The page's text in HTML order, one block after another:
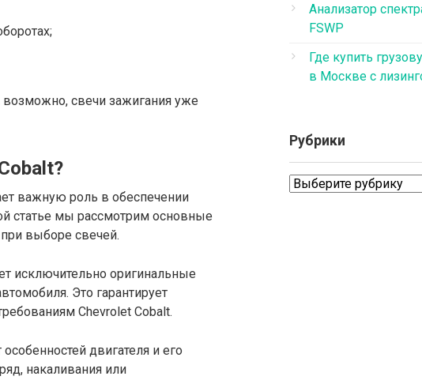
возможно, свечи зажигания уже
важную роль в обеспечении
статье мы рассмотрим основные
выборе свечей.
исключительно оригинальные
Это гарантирует
Chevrolet Cobalt.
двигателя и его
накаливания или
Анализатор
FSWP
Где купить
в Москве с
Рубрики
Рубрики